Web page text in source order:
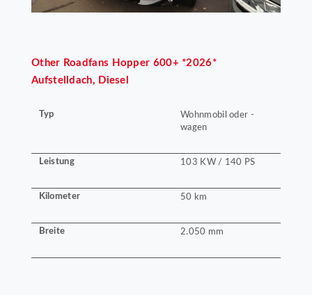
Other Roadfans Hopper 600+ *2026*
Aufstelldach, Diesel
Typ
Wohnmobil oder -
wagen
Leistung 103 KW / 140 PS
Kilometer 50 km
Breite 2.050 mm